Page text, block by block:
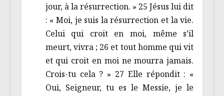
jour, à la résurrection. » 25 Jésus lui dit
: « Moi, je suis la résurrection et la vie.
Celui qui croit en moi, même s’il
meurt, vivra ; 26 et tout homme qui vit
et qui croit en moi ne mourra jamais.
Crois-tu cela ? » 27 Elle répondit : «
Oui, Seigneur, tu es le Messie, je le